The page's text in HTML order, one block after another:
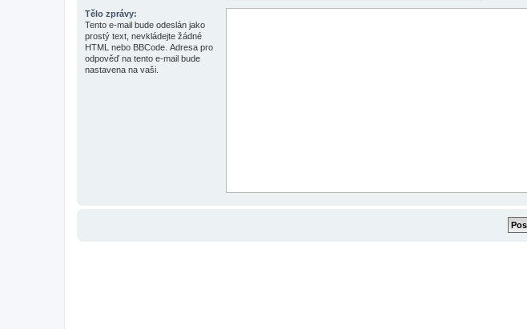
Tělo zprávy:
Tento e-mail bude odeslán jako
prostý text, nevkládejte žádné
HTML nebo BBCode. Adresa pro
odpověď na tento e-mail bude
nastavena na vaši.